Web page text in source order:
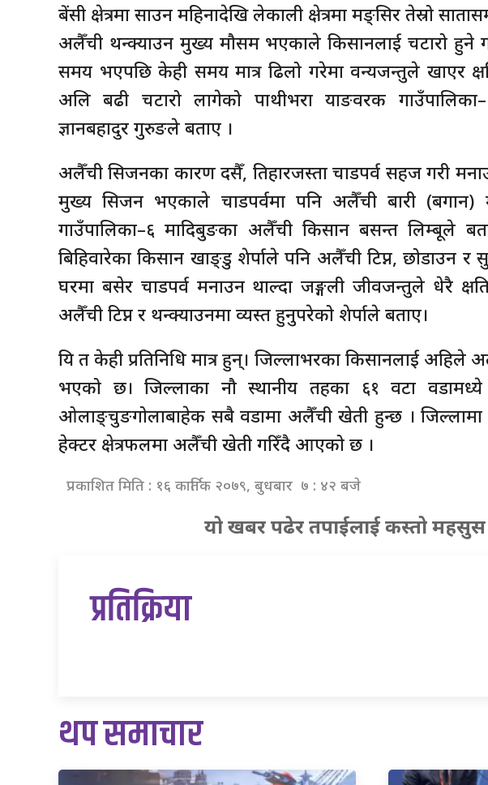
बेंसी क्षेत्रमा साउन महिनादेखि लेकाली क्षेत्रमा मङ्सिर तेस्रो
अलैँची थन्क्याउन मुख्य मौसम भएकाले किसानलाई चटारो हुने
समय भएपछि केही समय मात्र ढिलो गरेमा वन्यजन्तुले खाएर
अलि बढी चटारो लागेको पाथीभरा याङवरक
ज्ञानबहादुर गुरुङले बताए ।
अलैँची सिजनका कारण दसैँ, तिहारजस्ता चाडपर्व सहज गरी
मुख्य सिजन भएकाले चाडपर्वमा पनि अलैँची बारी (बगान)
गाउँपालिका–६ मादिबुङका अलैँची किसान बसन्त लिम्बूले
बिहिवारेका किसान खाङ्डु शेर्पाले पनि अलैँची टिप्न, छोडाउन र
घरमा बसेर चाडपर्व मनाउन थाल्दा जङ्गली जीवजन्तुले धेरै
अलैँची टिप्न र थन्क्याउनमा व्यस्त हुनुपरेको शेर्पाले बताए।
यि त केही प्रतिनिधि मात्र हुन्। जिल्लाभरका किसानलाई अहिले
भएको छ। जिल्लाका नौ स्थानीय तहका ६१ वटा
ओलाङ्चुङगोलाबाहेक सबै वडामा अलैँची खेती हुन्छ । जिल्लामा
हेक्टर क्षेत्रफलमा अलैँची खेती गरिँदै आएको छ ।
प्रकाशित मिति : १६ कार्तिक २०७९, बुधबार ७ : ४२ बजे
यो खबर पढेर तपाईलाई कस्तो
प्रतिक्रिया
थप समाचार